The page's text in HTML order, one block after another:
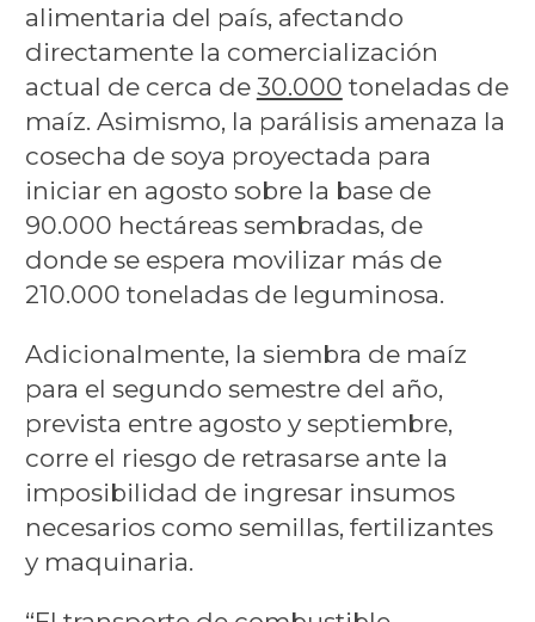
alimentaria del país, afectando
directamente la comercialización
actual de cerca de 30.000 toneladas de
maíz. Asimismo, la parálisis amenaza la
cosecha de soya proyectada para
iniciar en agosto sobre la base de
90.000 hectáreas sembradas, de
donde se espera movilizar más de
210.000 toneladas de leguminosa.
Adicionalmente, la siembra de maíz
para el segundo semestre del año,
prevista entre agosto y septiembre,
corre el riesgo de retrasarse ante la
imposibilidad de ingresar insumos
necesarios como semillas, fertilizantes
y maquinaria.